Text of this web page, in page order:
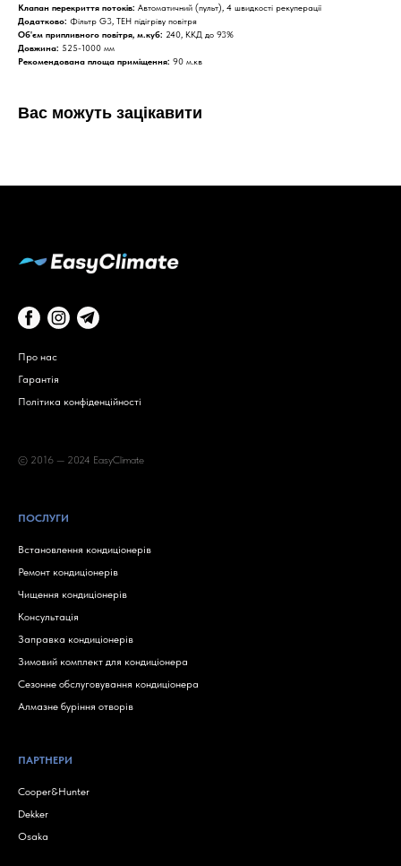
Клапан перекриття потоків: Автоматичний (пульт), 4 швидкості рекуперації
Додатково: Фільтр G3, ТЕН підігріву повітря
Об'єм припливного повітря, м.куб: 240, ККД до 93%
Довжина: 525-1000 мм
Рекомендована площа приміщення: 90 м.кв
Вас можуть зацікавити
Про нас
Гарантія
Політика конфіденційності
© 2016 — 2024 EasyClimate
ПОСЛУГИ
Встановлення кондиціонерів
Ремонт кондиціонерів
Чищення кондиціонерів
Консультація
Заправка кондиціонерів
Зимовий комплект для кондиціонера
Сезонне обслуговування кондиціонера
ПАРТНЕРИ
Cooper&Hunter
Dekker
Osaka
Алмазне буріння отворів